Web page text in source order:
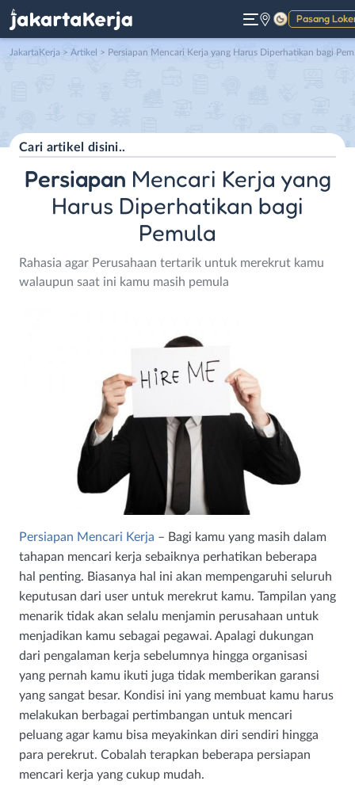
Pasang
Gelap
JakartaKerja > Artikel > Persiapan Mencari Kerja yang Harus Diperhatikan bagi Pemula
Persiapan Mencari Kerja yang
Harus Diperhatikan bagi
Pemula
Rahasia agar Perusahaan tertarik untuk merekrut kamu
walaupun saat ini kamu masih pemula
Persiapan Mencari Kerja – Bagi kamu yang masih dalam
tahapan mencari kerja sebaiknya perhatikan beberapa
hal penting. Biasanya hal ini akan mempengaruhi seluruh
keputusan dari user untuk merekrut kamu. Tampilan yang
menarik tidak akan selalu menjamin perusahaan untuk
menjadikan kamu sebagai pegawai. Apalagi dukungan
dari pengalaman kerja sebelumnya hingga organisasi
yang pernah kamu ikuti juga tidak memberikan garansi
yang sangat besar. Kondisi ini yang membuat kamu harus
melakukan berbagai pertimbangan untuk mencari
peluang agar kamu bisa meyakinkan diri sendiri hingga
para perekrut. Cobalah terapkan beberapa persiapan
mencari kerja yang cukup mudah.